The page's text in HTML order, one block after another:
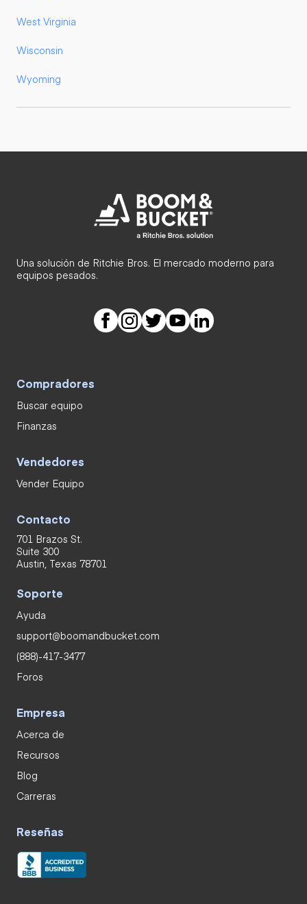
West Virginia
Wisconsin
Wyoming
Una solución de Ritchie Bros. El mercado moderno para
equipos pesados.
Compradores
Buscar equipo
Finanzas
Vendedores
Vender Equipo
Contacto
701 Brazos St.
Suite 300
Austin, Texas 78701
Soporte
Ayuda
support@boomandbucket.com
(888)-417-3477
Foros
Empresa
Acerca de
Recursos
Blog
Carreras
Reseñas